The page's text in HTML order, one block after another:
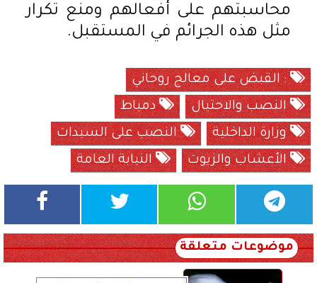
محاسبتهم على أفعالهم ومنع تكرار
مثل هذه الجرائم في المستقبل.
: القبض على معالج روحاني
النصب والاحتيال
دمياط
وزارة الداخلية
النصب على السيدات
الأعشاب والزيوت
النيابة العامة
موضوعات متعلقة